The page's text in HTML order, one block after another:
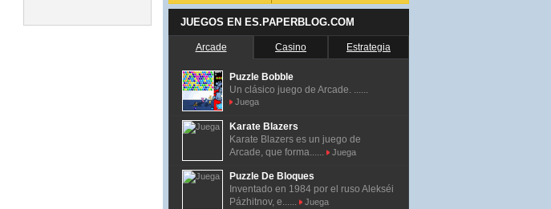
JUEGOS EN ES.PAPERBLOG.COM
Arcade Casino Estrategia
Puzzle Bobble
Un clásico juego de Arcade. ......
Juega
Karate Blazers
Karate Blazers es un juego de
Arcade, que forma......
Juega
Puzzle De Bloques
Inventado en 1984 por el ruso Alekséi
Pázhitnov, e......
Juega